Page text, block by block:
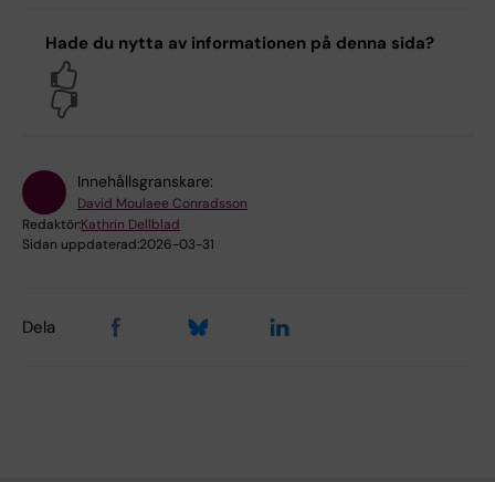
Hade du nytta av informationen på denna sida?
Innehållsgranskare:
David Moulaee Conradsson
Redaktör:Kathrin Dellblad
Sidan uppdaterad:2026-03-31
Dela